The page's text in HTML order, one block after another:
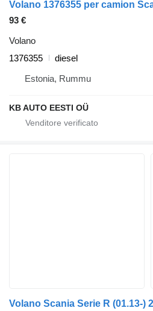
93 €
Volano
1376355
diesel
Estonia, Rummu
KB AUTO EESTI OÜ